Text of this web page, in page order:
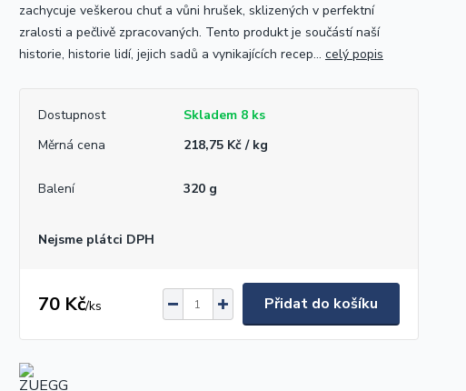
zachycuje veškerou chuť a vůni hrušek, sklizených v perfektní
zralosti a pečlivě zpracovaných. Tento produkt je součástí naší
historie, historie lidí, jejich sadů a vynikajících recep... celý popis
Dostupnost
Skladem 8 ks
Měrná cena
218,75 Kč / kg
Balení 320 g
Nejsme plátci DPH
70 Kč/ks Přidat do košíku